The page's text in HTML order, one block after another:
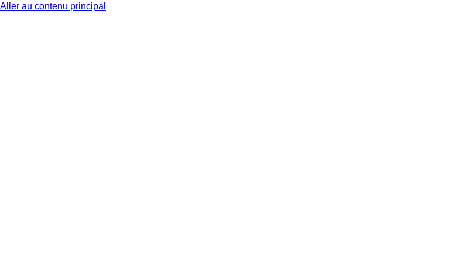
Aller au contenu principal